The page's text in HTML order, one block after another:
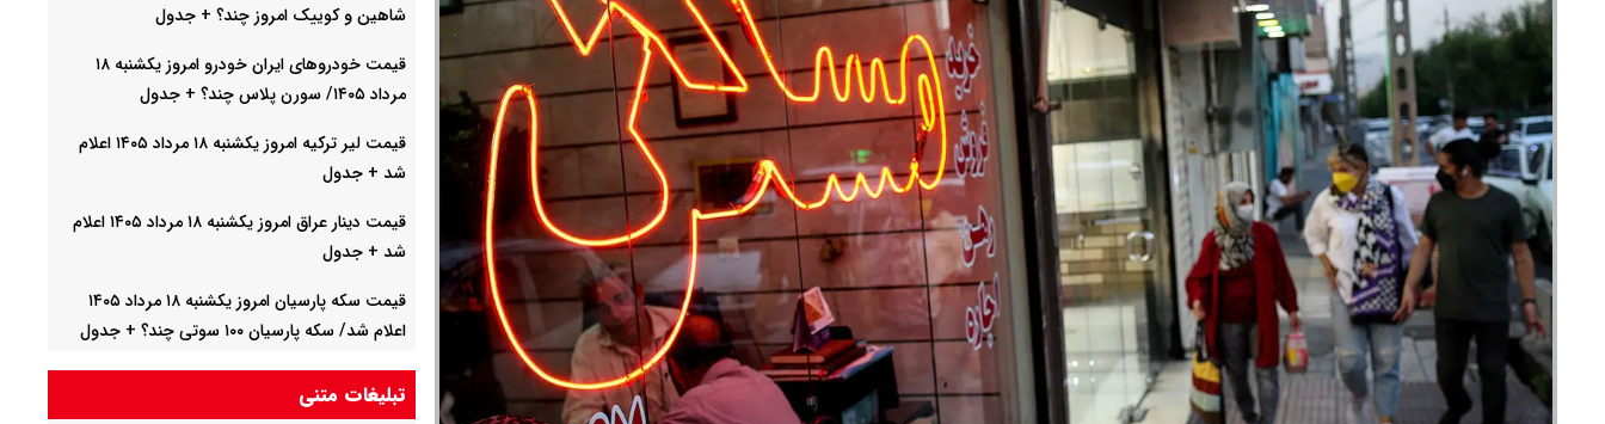
شاهین و کوییک امروز چند؟ + جدول
قیمت خودرو‌های ایران خودرو امروز یکشنبه ۱۸
مرداد ۱۴۰۵/ سورن پلاس چند؟ + جدول
قیمت لیر ترکیه امروز یکشنبه ۱۸ مرداد ۱۴۰۵ اعلام
شد + جدول
قیمت دینار عراق امروز یکشنبه ۱۸ مرداد ۱۴۰۵ اعلام
شد + جدول
قیمت سکه پارسیان امروز یکشنبه ۱۸ مرداد ۱۴۰۵
اعلام شد/ سکه پارسیان ۱۰۰ سوتی چند؟ + جدول
قیمت دلار، یورو و پوند امروز یکشنبه ۱۸ مرداد ۱۴۰۵/
دلار آزاد امروز چند قیمت خورد؟ + جدول
تبلیغات متنی